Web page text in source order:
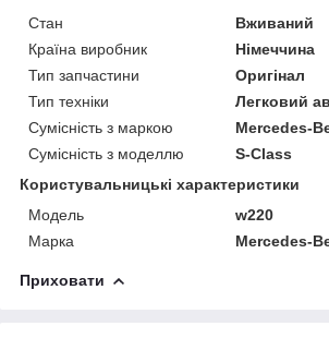
Стан
Вживаний
Країна виробник
Німеччина
Тип запчастини
Оригінал
Тип техніки
Легковий
Сумісність з маркою
Mercedes-
Сумісність з моделлю
S-Class
Користувальницькі характеристики
Модель
w220
Марка
Mercedes-
Приховати